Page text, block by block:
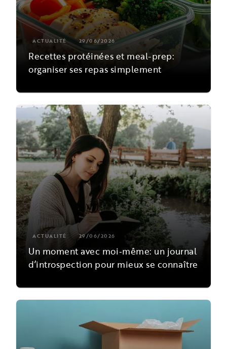
ACTUALITÉ 29/06/2026
Recettes protéinées et meal-prep:
organiser ses repas simplement
ACTUALITÉ 29/06/2026
Un moment avec moi‑même: un journal
d’introspection pour mieux se connaître